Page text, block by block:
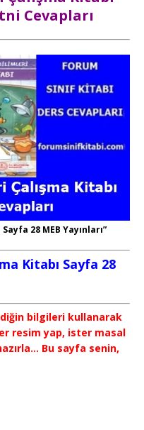
Cevapları
28 MEB Yayınları”
Kitabı Sayfa 28
bilgileri kullanarak
resim yap, ister masal
Bu sayfa senin,